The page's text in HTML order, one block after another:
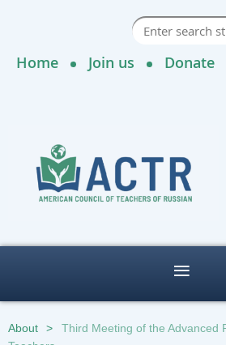
Home Join us Donate
About
Third Meeting of the Advanced